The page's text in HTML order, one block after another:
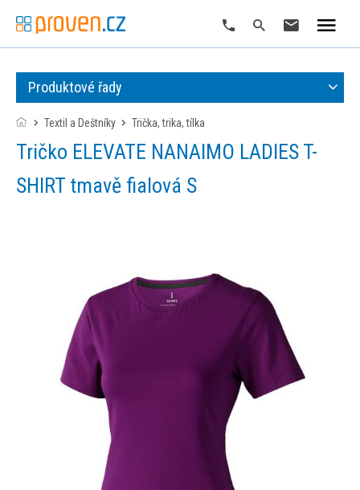
Produktové řady
Textil a Deštníky trička, trika, tílka
Tričko ELEVATE NANAIMO LADIES T-
SHIRT tmavě fialová S